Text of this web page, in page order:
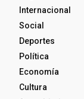
Internacional
Social
Deportes
Política
Economía
Cultura